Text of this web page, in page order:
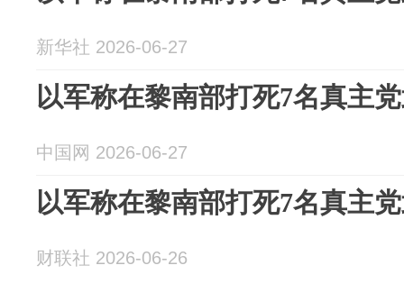
新华社 2026-06-27
以军称在黎南部打死7名真主
中国网 2026-06-27
以军称在黎南部打死7名真主
财联社 2026-06-26